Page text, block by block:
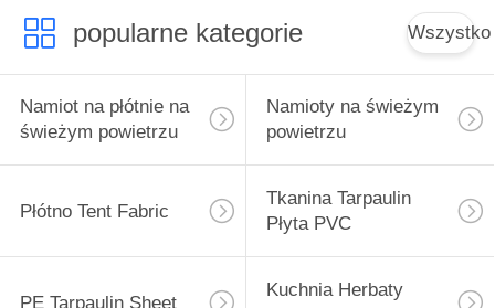
popularne kategorie Wszystko
Namiot na płótnie na
świeżym powietrzu
Namioty na świeżym
powietrzu
Płótno Tent Fabric
Tkanina Tarpaulin
Płyta PVC
PE Tarpaulin Sheet
Kuchnia Herbaty